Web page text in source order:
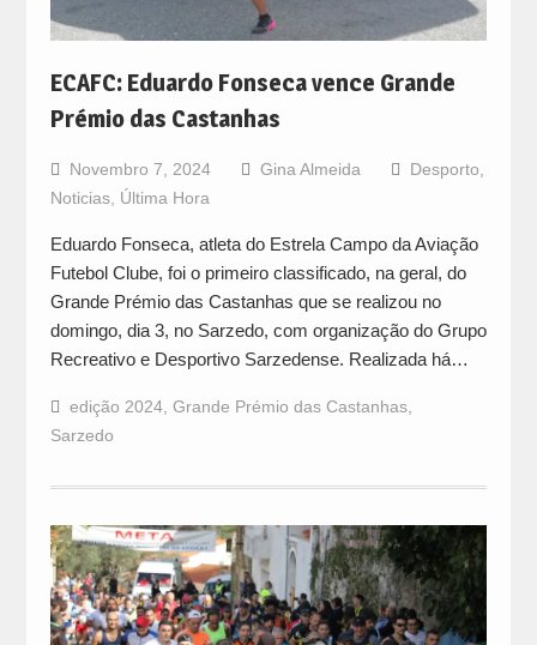
ECAFC: Eduardo Fonseca vence Grande
Prémio das Castanhas
Novembro 7, 2024 Gina Almeida Desporto
Noticias, Última Hora
Eduardo Fonseca, atleta do Estrela Campo da Aviação
Futebol Clube, foi o primeiro classificado, na geral, do
Grande Prémio das Castanhas que se realizou no
domingo, dia 3, no Sarzedo, com organização do Grupo
Recreativo e Desportivo Sarzedense. Realizada há…
edição 2024, Grande Prémio das Castanhas,
Sarzedo